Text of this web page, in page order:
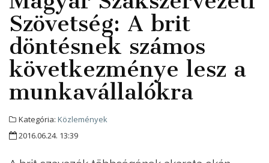
Szövetség: A brit
döntésnek számos
következménye lesz a
munkavállalókra
Kategória: Közlemények
2016.06.24. 13:39